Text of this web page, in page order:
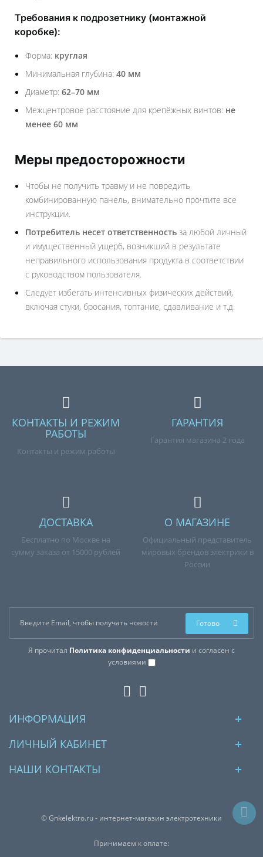
Требования к подрозетнику (монтажной
коробке):
Форма: круглая
Минимальная глубина: 40 мм
Диаметр: 62–70 мм
Межцентровое расстояние для крепёжных винтов: не
менее 60 мм
Меры предосторожности
Чтобы не получить травму и не повредить
комбинированную панель, внимательно прочтите все
инструкции.
Потребитель несет ответственность за любой личный
и имущественный ущерб, возникший в результате
неправильного использования продукта в соответствии
с руководством пользователя.
Следует избегать интенсивных физических действий,
включая стуки, бросания, топтание, сдавливание и т.д.
КОНТАКТЫ И РЕЖИМ
РАБОТЫ
Контакты и режим работы
ГАРАНТИЯ
Гарантия магазина 2 года
ДОСТАВКА
Бесплатно по Москве на
сумму заказа от 15000 рублей
О МАГАЗИНЕ
Официальный представитель
мировых брендов электрики в
России
Я прочитал Политика конфиденциальности и согласен с
условиями
Готово
ИНФОРМАЦИЯ
ЛИЧНЫЙ КАБИНЕТ
НАШИ КОНТАКТЫ
© Gnkelektro.ru - интернет-магазин электротехники
Принимаем к оплате: